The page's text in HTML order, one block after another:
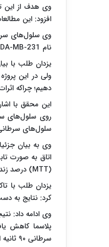
وی هدف از این
افزود: این
وی سلول‌های
نام MB-231
یزدان طلب با
ولی در این
دهیم؛ چراکه
این محقق با
روی سلول‌های
سلول‌های
وی به بیان
(
MTT) درصد
یزدان طلب با
کرد: نتایج به
وی ادامه داد:
پلاسما کاهش
سرطانی ۹۰ ثانیه است.